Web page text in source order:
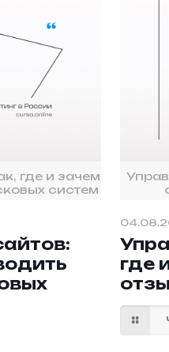
где и зачем
систем
где